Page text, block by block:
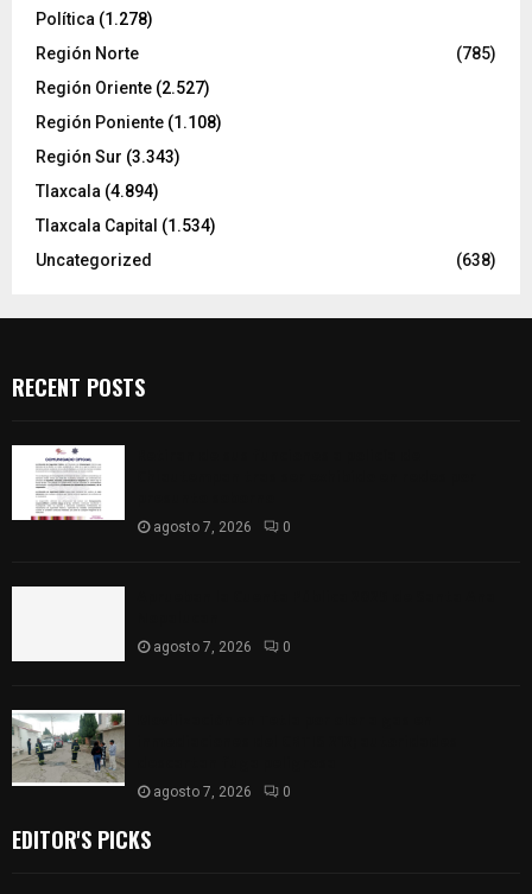
Política (1.278)
Región Norte
(785)
Región Oriente (2.527)
Región Poniente (1.108)
Región Sur (3.343)
Tlaxcala (4.894)
Tlaxcala Capital (1.534)
Uncategorized
(638)
RECENT POSTS
agosto 7, 2026 0
agosto 7, 2026 0
agosto 7, 2026 0
EDITOR'S PICKS